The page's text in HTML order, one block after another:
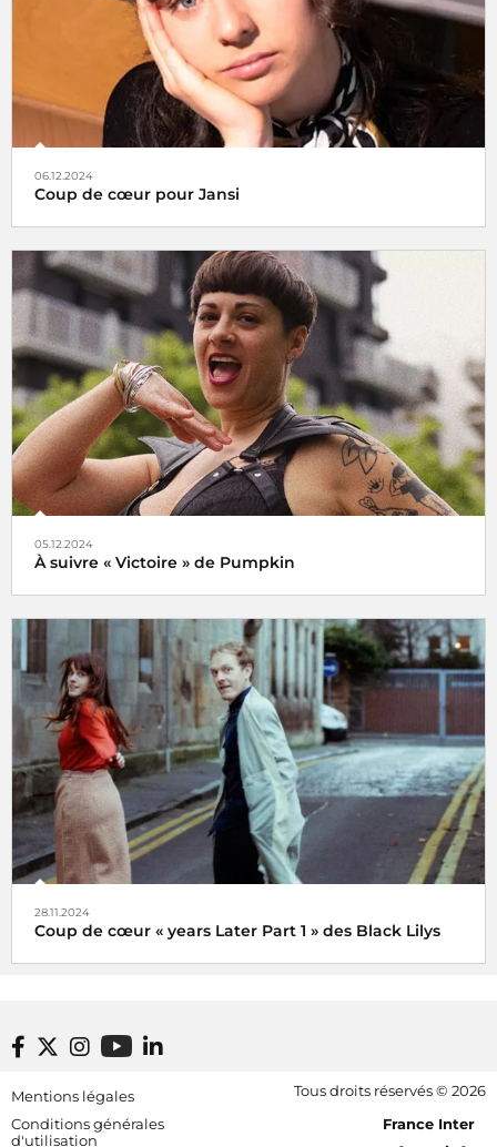
06.12.2024
Coup de cœur pour Jansi
Le choix de Jansi
05.12.2024
À suivre « Victoire » de Pumpkin
Veni, vidi, vici !
28.11.2024
Coup de cœur « years Later Part 1 » des Black Lilys
Black Lilys, une caresse magique et émotionnelle pop
folk
Radio France, le 2 décembre 2024
Footer bottom
Mentions légales
Conditions générales
d'utilisation
Tous droits réservés © 2026
[RDF] Pied de page - Mobile
France Inter